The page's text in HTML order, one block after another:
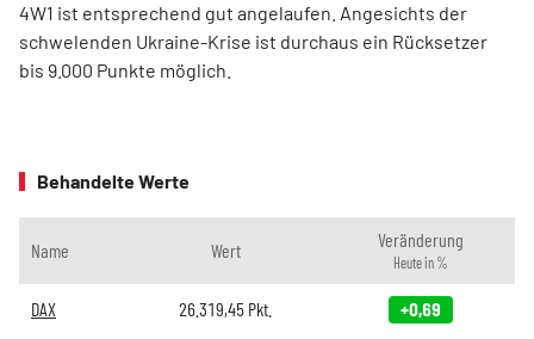
4W1 ist entsprechend gut angelaufen. Angesichts der
schwelenden Ukraine-Krise ist durchaus ein Rücksetzer
bis 9.000 Punkte möglich.
Behandelte Werte
Name Wert Veränderung
Heute in %
DAX 26.319,45 Pkt. +0,69